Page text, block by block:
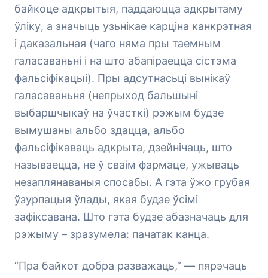
байкоце адкрытыя, паддаюцца адкрытаму
ўліку, а значыць узьнікае карціна канкрэтная
і даказальная (чаго няма пры таемным
галасаваньні і на што абапіраецца сістэма
фальсіфікацыі). Пры адсутнасьці вынікаў
галасаваньня (непрыход бальшыні
выбаршчыкаў на ўчасткі) рэжым будзе
вымушаны альбо здацца, альбо
фальсіфікаваць адкрыта, дзейнічаць, што
называецца, не ў сваім фармаце, ужываць
незаплянаваныя спосабы. А гэта ўжо грубая
ўзурпацыя ўлады, якая будзе ўсімі
зафіксавана. Што гэта будзе абазначаць для
рэжыму – зразумела: пачатак канца.
“Пра байкот добра разважаць,” — пярэчаць